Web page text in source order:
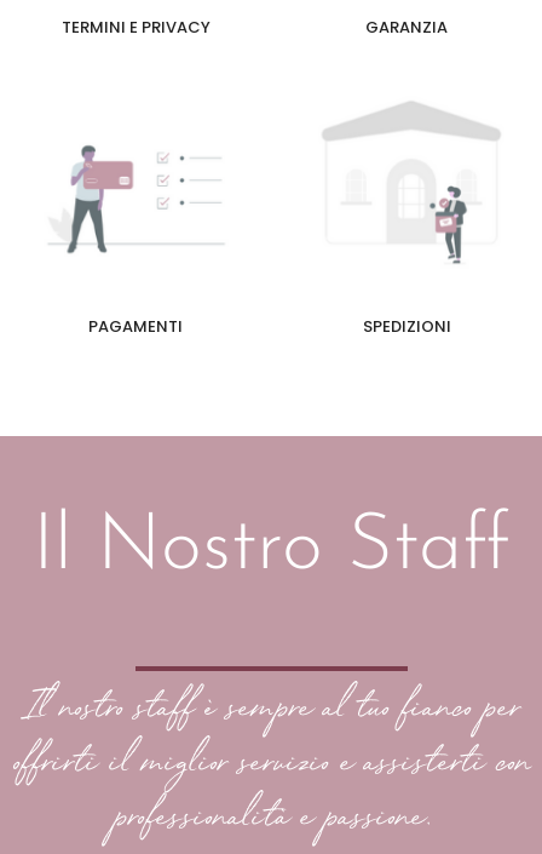
TERMINI E PRIVACY GARANZIA
PAGAMENTI SPEDIZIONI
Il Nostro Staff
Il nostro staff è sempre al tuo fianco per
offrirti il miglior servizio e assisterti con
professionalità e passione.